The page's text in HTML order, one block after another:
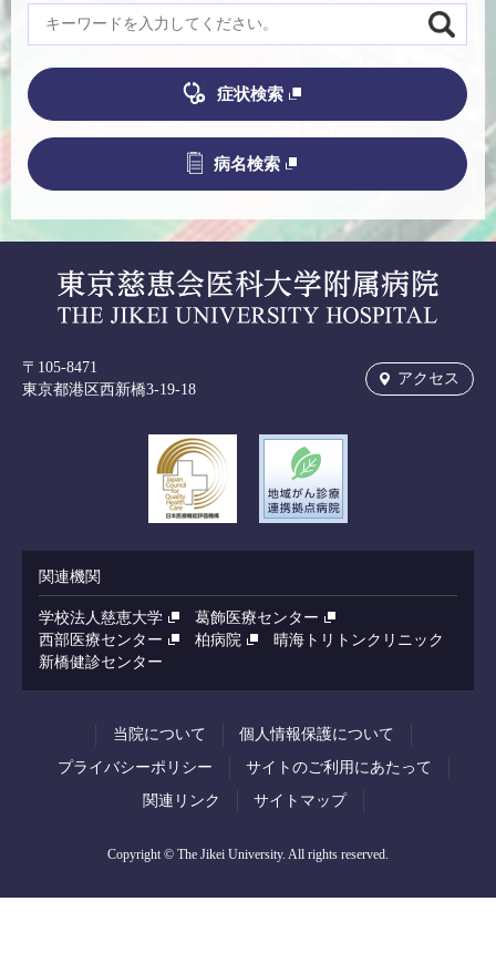
症状検索
病名検索
〒105-8471
東京都港区西新橋3-19-18
アクセス
関連機関
学校法人慈恵大学
葛飾医療センター
西部医療センター
柏病院
晴海トリトンクリニック
新橋健診センター
当院について
個人情報保護について
プライバシーポリシー
サイトのご利用にあたって
関連リンク
サイトマップ
Copyright © The Jikei University. All rights reserved.